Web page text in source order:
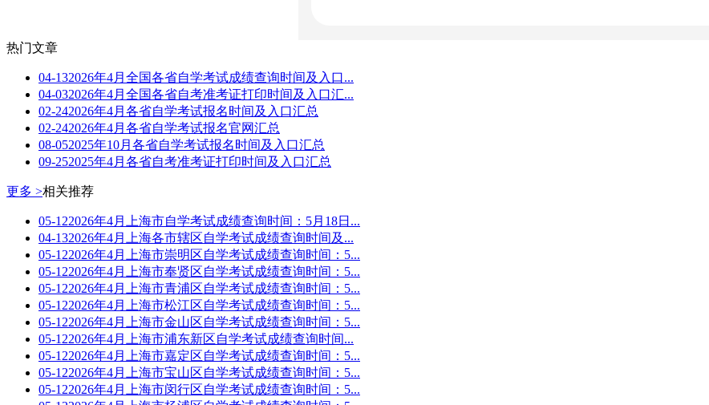
热门文章
04-132026年4月全国各省自学考试成绩查询时间及入口...
04-032026年4月全国各省自考准考证打印时间及入口汇...
02-242026年4月各省自学考试报名时间及入口汇总
02-242026年4月各省自学考试报名官网汇总
08-052025年10月各省自学考试报名时间及入口汇总
09-252025年4月各省自考准考证打印时间及入口汇总
更多 >相关推荐
05-122026年4月上海市自学考试成绩查询时间：5月18日...
04-132026年4月上海各市辖区自学考试成绩查询时间及...
05-122026年4月上海市崇明区自学考试成绩查询时间：5...
05-122026年4月上海市奉贤区自学考试成绩查询时间：5...
05-122026年4月上海市青浦区自学考试成绩查询时间：5...
05-122026年4月上海市松江区自学考试成绩查询时间：5...
05-122026年4月上海市金山区自学考试成绩查询时间：5...
05-122026年4月上海市浦东新区自学考试成绩查询时间...
05-122026年4月上海市嘉定区自学考试成绩查询时间：5...
05-122026年4月上海市宝山区自学考试成绩查询时间：5...
05-122026年4月上海市闵行区自学考试成绩查询时间：5...